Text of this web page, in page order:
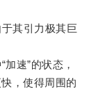
其引力极其巨
速”的状态，
，使得周围的